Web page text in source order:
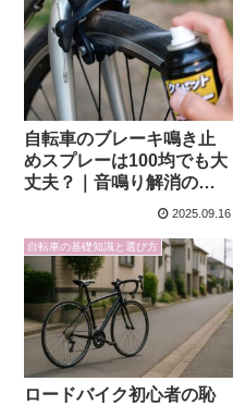
自転車のブレーキ鳴き止
めスプレーは100均でも大
丈夫？｜音鳴り解消の基
2025.09.16
自転車の基礎知識と選び方
ロードバイク初心者の恥